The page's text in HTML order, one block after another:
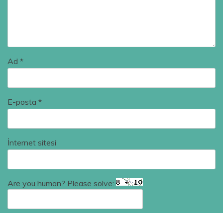
Ad *
E-posta *
İnternet sitesi
Are you human? Please solve: